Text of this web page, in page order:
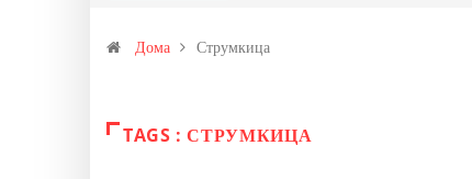
Дома Струмкица
TAGS : СТРУМКИЦА